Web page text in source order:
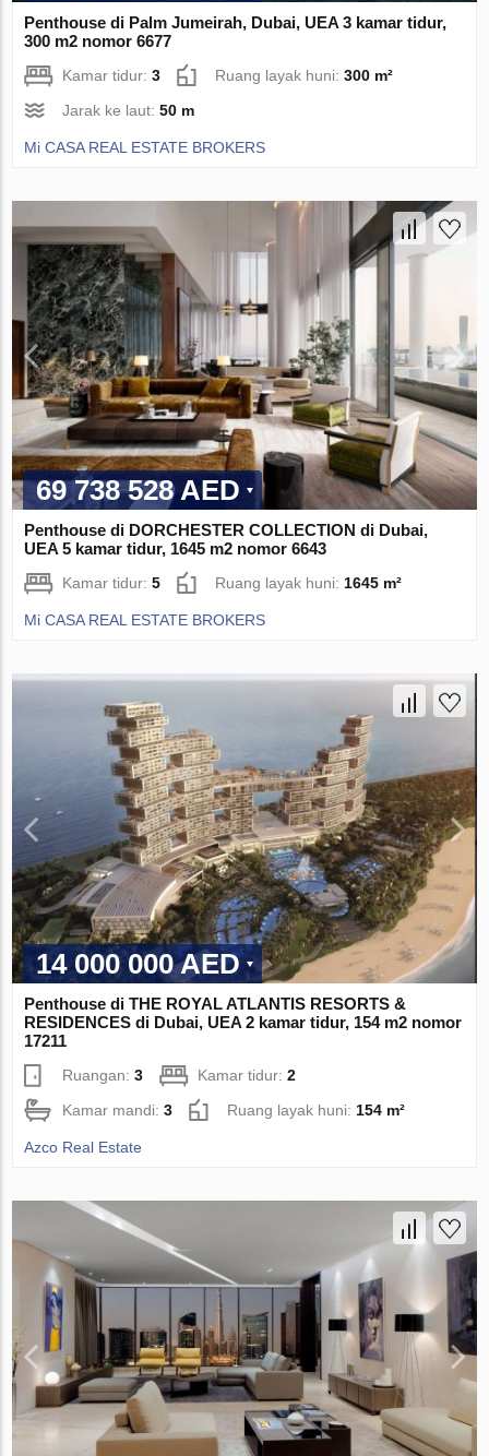
Penthouse di Palm Jumeirah, Dubai, UEA 3 kamar tidur,
300 m2 nomor 6677
Kamar tidur:3 Ruang layak huni:300 m²
Jarak ke laut:50 m
Mi CASA REAL ESTATE BROKERS
69 738 528 AED
Penthouse di DORCHESTER COLLECTION di Dubai,
UEA 5 kamar tidur, 1645 m2 nomor 6643
Kamar tidur:5 Ruang layak huni:1645 m²
Mi CASA REAL ESTATE BROKERS
14 000 000 AED
Penthouse di THE ROYAL ATLANTIS RESORTS &
RESIDENCES di Dubai, UEA 2 kamar tidur, 154 m2 nomor
17211
Ruangan:3 Kamar tidur:2
Kamar mandi:3 Ruang layak huni: 154 m²
Azco Real Estate